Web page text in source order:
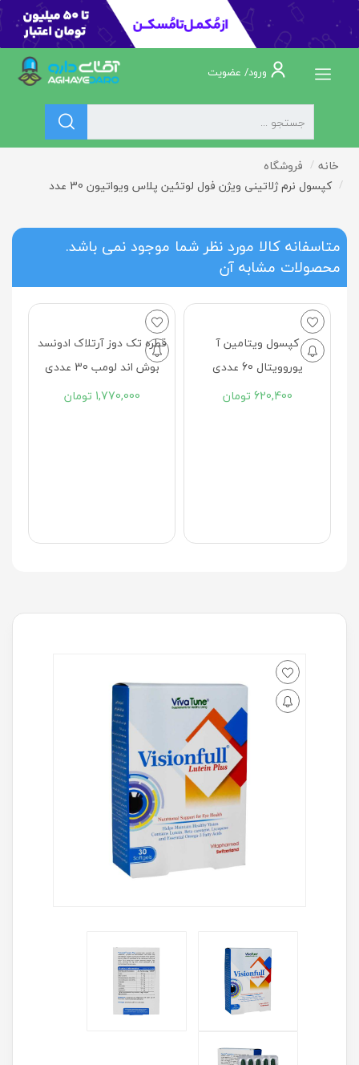
ورود/ عضویت
خانه
فروشگاه
کپسول نرم ژلاتینی ویژن فول لوتئین پلاس ویواتیون 30 عدد
متاسفانه کالا مورد نظر شما موجود نمی باشد.
محصولات مشابه آن
کپسول ویتامین آ
یوروویتال 60 عددی
620,400 تومان
قطره تک دوز آرتلاک ادونسد
بوش اند لومب 30 عددی
1,770,000 تومان